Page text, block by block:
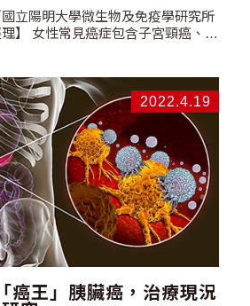
國立陽明大學微生物及免疫學研究所
癌、乳
癌王」胰臟癌，治療現況
2022.4.19